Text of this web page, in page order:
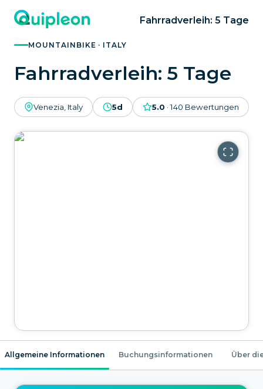
Fahrradverleih: 5 Tage
MOUNTAINBIKE · ITALY
Fahrradverleih: 5 Tage
Venezia, Italy 5d 5.0 ·140 Bewertungen
Allgemeine Informationen Buchungsinformationen Über